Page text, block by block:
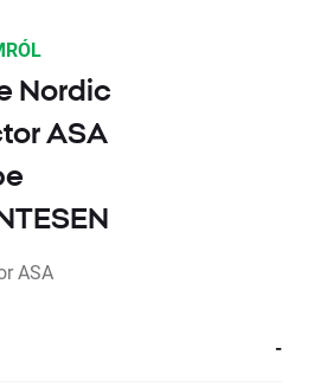
Nordic
ASA
ASA
-